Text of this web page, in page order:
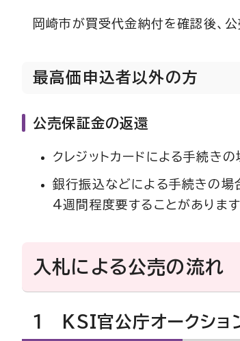
岡崎市が買受代金納付を確認後、公
最高価申込者以外の方
公売保証金の返還
クレジットカードによる手続き
銀行振込などによる手続きの場
4週間程度要することがあります
入札による公売の流れ
1 KSI官公庁オークション